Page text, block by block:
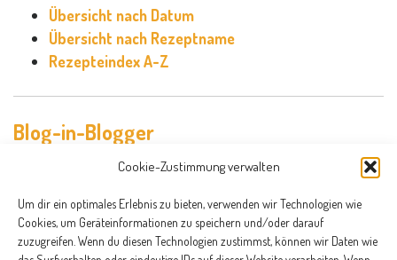
Cookie-Zustimmung verwalten
Um dir ein optimales Erlebnis zu bieten, verwenden wir Technologien wie
Cookies, um Geräteinformationen zu speichern und/oder darauf
zuzugreifen. Wenn du diesen Technologien zustimmst, können wir Daten wie
Übersicht nach Datum
Übersicht nach Rezeptname
Rezepteindex A-Z
Blog-in-Blogger